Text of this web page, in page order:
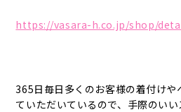
https://vasara-h.co.jp/shop/
365日毎日多くのお客様の着付けや
ていただいているので、手際のい